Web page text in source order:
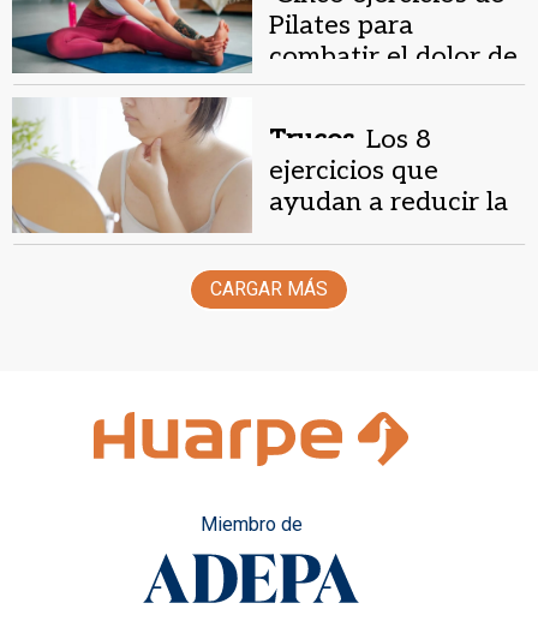
Pilates para
combatir el dolor de
espalda al estar
Trucos. Los 8
ejercicios que
ayudan a reducir la
CARGAR MÁS
Miembro de